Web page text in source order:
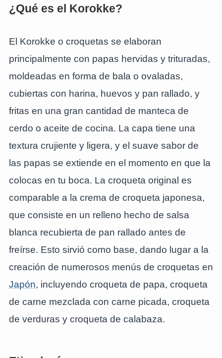
¿Qué es el Korokke?
El Korokke o croquetas se elaboran
principalmente con papas hervidas y trituradas,
moldeadas en forma de bala o ovaladas,
cubiertas con harina, huevos y pan rallado, y
fritas en una gran cantidad de manteca de
cerdo o aceite de cocina. La capa tiene una
textura crujiente y ligera, y el suave sabor de
las papas se extiende en el momento en que la
colocas en tu boca. La croqueta original es
comparable a la crema de croqueta japonesa,
que consiste en un relleno hecho de salsa
blanca recubierta de pan rallado antes de
freírse. Esto sirvió como base, dando lugar a la
creación de numerosos menús de croquetas en
Japón, incluyendo croqueta de papa, croqueta
de carne mezclada con carne picada, croqueta
de verduras y croqueta de calabaza.